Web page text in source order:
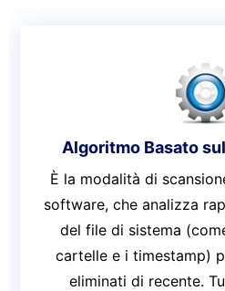
Algoritmo Basato
È la modalità di
software, che analizza
del file di sistema
cartelle e i timestamp)
eliminati di recente.